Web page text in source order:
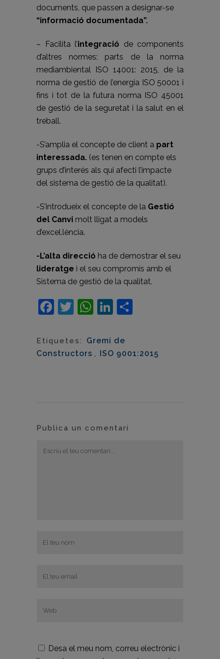
documents, que passen a designar-se
“informació documentada”.
– Facilita l’integració de components
d’altres normes: parts de la norma
mediambiental ISO 14001: 2015, de la
norma de gestió de l’energia ISO 50001 i
fins i tot de la futura norma ISO 45001
de gestió de la seguretat i la salut en el
treball.
-S’amplia el concepte de client a part
interessada. (es tenen en compte els
grups d’interés als qui afecti l’impacte
del sistema de gestió de la qualitat).
-S’introdueix el concepte de la Gestió
del Canvi molt lligat a models
d’excel.lència.
-L’alta direcció ha de demostrar el seu
lideratge i el seu compromís amb el
Sistema de gestió de la qualitat.
Facebook
Twitter
WhatsApp
LinkedIn
Etiquetes:
Gremi de
Constructors , ISO 9001:2015
Publica un comentari
Desa el meu nom, correu electrònic i